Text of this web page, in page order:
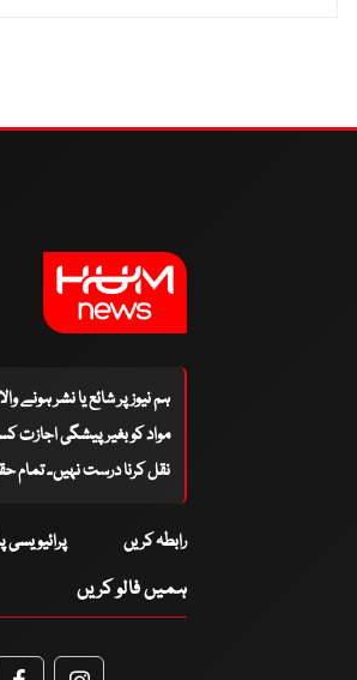
ہم نیوز پر شائع یا نشر ہونے
مواد کو بغیر پیشگی اجازت
نقل کرنا درست نہیں۔ تمام
رابطہ کریں پرائیویسی
ہمیں فالو کریں